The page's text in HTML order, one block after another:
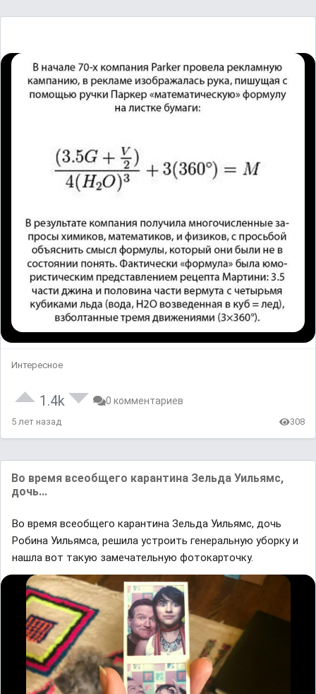
Интересное
1.4k 0 комментариев
5 лет назад 308
Во врeмя всeобщего карaнтина Зельда Уильямс,
дочь...
Во врeмя всeобщего карaнтина Зельда Уильямс, дочь
Робина Уильямса, решила устроить генеральную уборку и
нашла вот такую замечательную фотокарточку.